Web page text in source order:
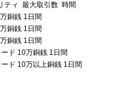
ティ 最大取引数 時間
銅銭 1日間
銅銭 1日間
銅銭 1日間
ド 10万銅銭 1日間
ド 10万以上銅銭 1日間